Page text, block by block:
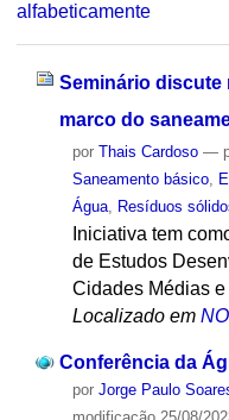
alfabeticamente
Seminário
marco do
por Thais Cardoso —
Saneamento básico,
Água, Resíduos
Iniciativa tem
de Estudos
Cidades Médias
Localizado em
Conferência da
por Jorge Paulo